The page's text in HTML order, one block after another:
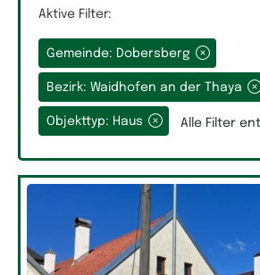
Grundfläche
Räume
Aktive Filter:
Gemeinde: Dobersberg
Bezirk: Waidhofen an der Thaya
Objekttyp: Haus Alle Filter